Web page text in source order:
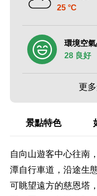
25 °C
環境空
28 良好
更
景點特色
自向山遊客中心往南
潭自行車道，沿途生
可眺望遠方的慈恩塔